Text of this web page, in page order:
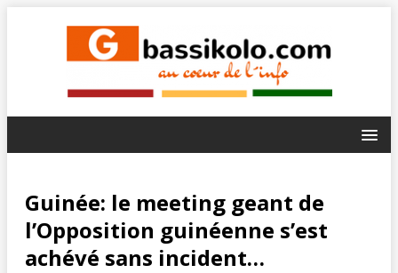
Guinée: le meeting geant de
l’Opposition guinéenne s’est
achévé sans incident…